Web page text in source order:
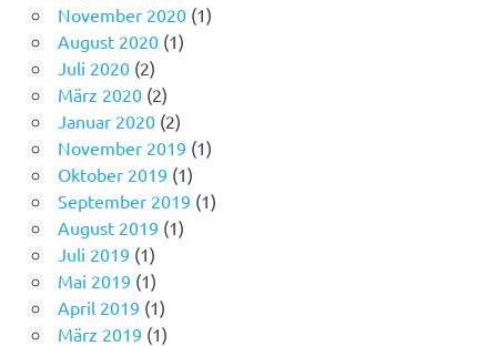
November 2020(1)
August 2020(1)
Juli 2020(2)
März 2020(2)
Januar 2020(2)
November 2019 (1)
Oktober 2019 (1)
September 2019 (1)
August 2019 (1)
Juli 2019 (1)
Mai 2019 (1)
April 2019 (1)
März 2019 (1)